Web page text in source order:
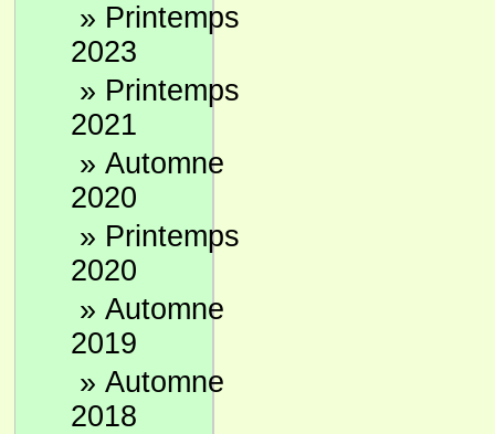
» Printemps
2023
» Printemps
2021
» Automne
2020
» Printemps
2020
» Automne
2019
» Automne
2018